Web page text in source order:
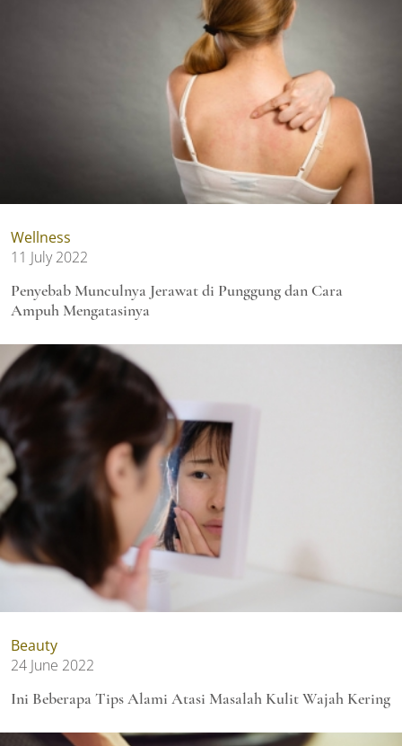
Wellness
11 July 2022
Penyebab Munculnya Jerawat di Punggung dan Cara
Ampuh Mengatasinya
Beauty
24 June 2022
Ini Beberapa Tips Alami Atasi Masalah Kulit Wajah Kering